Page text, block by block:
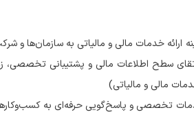
حس از سال ۱۳۹۵ در زمینه ارائه خدمات مالی و مالیاتی
سطح اطلاعات مالی و پشتیبانی تخصصی،
مالی و مالیاتی)
تخصصی و پاسخ‌گویی حرفه‌ای به